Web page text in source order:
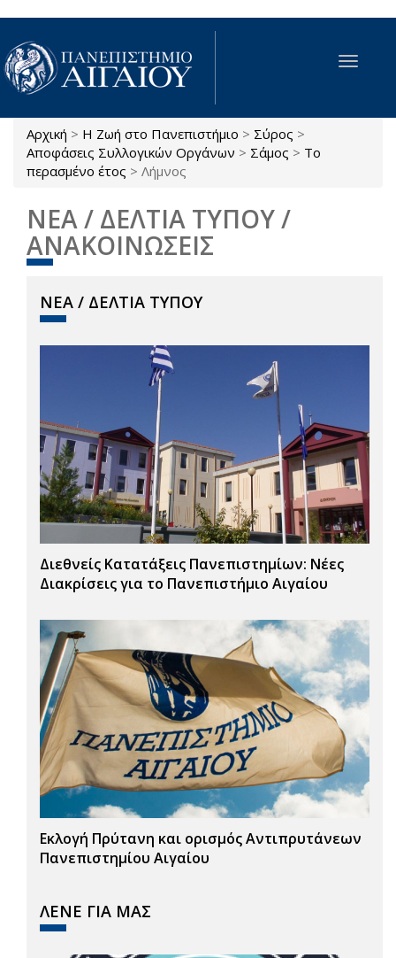
Παράκαμψη προς το κυρίως περιεχόμενο
Toggle
Είστε εδώ
Αρχική > Η Ζωή στο Πανεπιστήμιο > Σύρος >
Αποφάσεις Συλλογικών Οργάνων > Σάμος > Το
περασμένο έτος > Λήμνος
ΝΕΑ / ΔΕΛΤΙΑ ΤΥΠΟΥ /
ΑΝΑΚΟΙΝΩΣΕΙΣ
ΝΕΑ / ΔΕΛΤΙΑ ΤΥΠΟΥ
Διεθνείς Κατατάξεις Πανεπιστημίων: Νέες
Διακρίσεις για το Πανεπιστήμιο Αιγαίου
Εκλογή Πρύτανη και ορισμός Αντιπρυτάνεων
Πανεπιστημίου Αιγαίου
ΛΕΝΕ ΓΙΑ ΜΑΣ